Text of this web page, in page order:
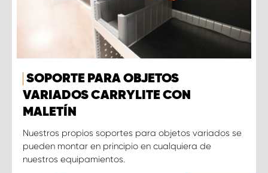
SOPORTE PARA OBJETOS
VARIADOS CARRYLITE CON
MALETÍN
Nuestros propios soportes para objetos variados se
pueden montar en principio en cualquiera de
nuestros equipamientos.